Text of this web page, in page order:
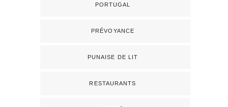
PORTUGAL
PRÉVOYANCE
PUNAISE DE LIT
RESTAURANTS